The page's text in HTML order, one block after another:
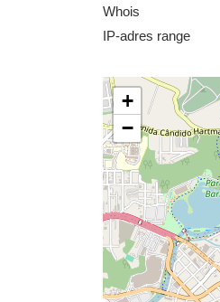
Whois
IP-adres range
+
−